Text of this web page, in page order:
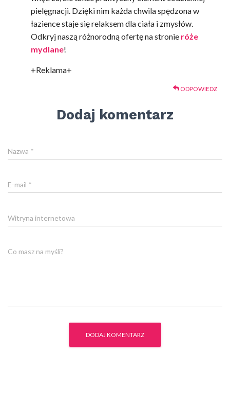
pielęgnacji. Dzięki nim każda chwila spędzona w
łazience staje się relaksem dla ciała i zmysłów.
Odkryj naszą różnorodną ofertę na stronie róże
mydlane!
+Reklama+
ODPOWIEDZ
Dodaj komentarz
Nazwa *
E-mail *
Witryna internetowa
Co masz na myśli?